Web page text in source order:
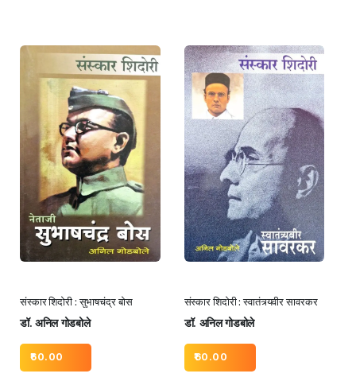
संस्कार शिदोरी : सुभाषचंद्र बोस
डॉ. अनिल गोडबोले
60.00
संस्कार शिदोरी : स्वातंत्र्यवीर सावरकर
डॉ. अनिल गोडबोले
60.00